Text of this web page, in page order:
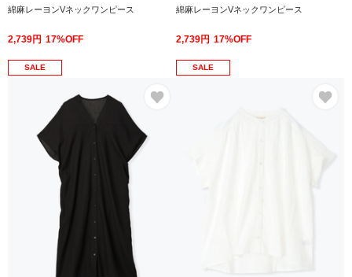
綿麻レーヨンVネックワンピース
2,739円 17%OFF
綿麻レーヨンVネックワンピース
2,739円 17%OFF
SALE SALE